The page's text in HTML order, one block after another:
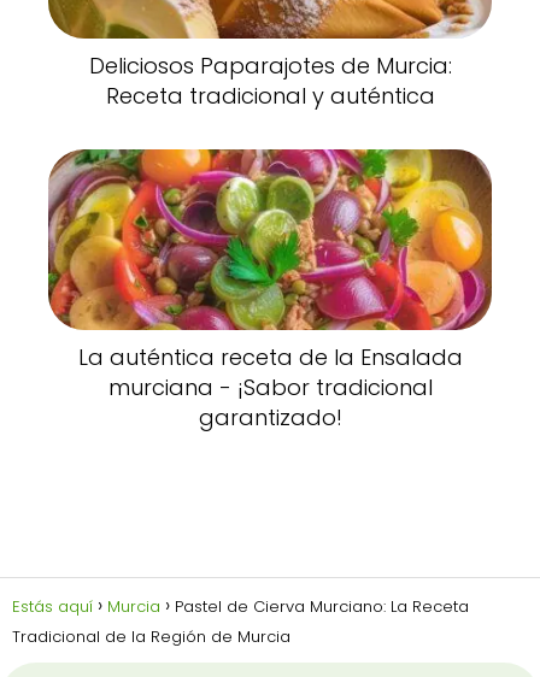
Deliciosos Paparajotes de Murcia:
Receta tradicional y auténtica
La auténtica receta de la Ensalada
murciana - ¡Sabor tradicional
garantizado!
Estás aquí Murcia
Pastel de Cierva Murciano: La Receta
Tradicional de la Región de Murcia